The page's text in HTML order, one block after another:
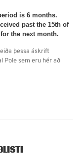
is 6 months.
past the 15th of
the next month.
þessa áskrift
Pole sem eru hér að